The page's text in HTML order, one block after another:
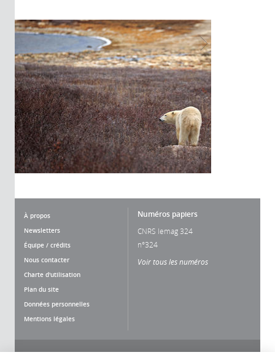
À propos
Newsletters
Équipe / crédits
Nous contacter
Charte d'utilisation
Plan du site
Données personnelles
Mentions légales
Numéros papiers
CNRS lemag 324
n°324
Voir tous les numéros